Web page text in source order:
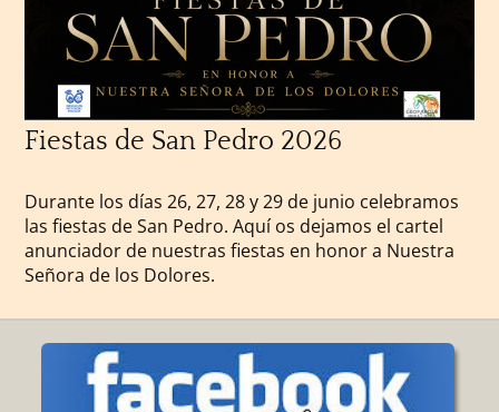
Fiestas de San Pedro 2026
Durante los días 26, 27, 28 y 29 de junio celebramos
las fiestas de San Pedro. Aquí os dejamos el cartel
anunciador de nuestras fiestas en honor a Nuestra
Señora de los Dolores.